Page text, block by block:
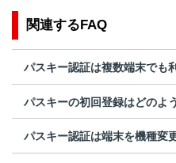
関連するFAQ
パスキー認証は複数端末でも
パスキーの初回登録はどのよ
パスキー認証は端末を機種変